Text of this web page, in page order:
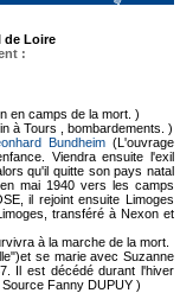
de Loire
:
en camps de la mort. )
à Tours , bombardements. )
Bundheim (L'ouvrage
Viendra ensuite l'exil
qu'il quitte son pays natal
mai 1940 vers les camps
il rejoint ensuite Limoges
transféré à Nexon et
à la marche de la mort.
se marie avec Suzanne
Il est décédé durant l'hiver
Fanny DUPUY )